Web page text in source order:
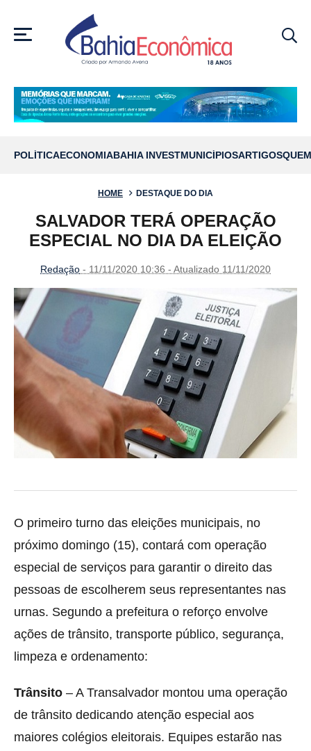
MENU
POLÍTICAECONOMIABAHIA INVESTMUNICÍPIOSARTIGOS
HOME DESTAQUE DO DIA
SALVADOR TERÁ OPERAÇÃO
ESPECIAL NO DIA DA ELEIÇÃO
Redação - 11/11/2020 10:36 - Atualizado 11/11/2020
O primeiro turno das eleições municipais, no
próximo domingo (15), contará com operação
especial de serviços para garantir o direito das
pessoas de escolherem seus representantes nas
urnas. Segundo a prefeitura o reforço envolve
ações de trânsito, transporte público, segurança,
limpeza e ordenamento:
Trânsito – A Transalvador montou uma operação
de trânsito dedicando atenção especial aos
maiores colégios eleitorais. Equipes estarão nas